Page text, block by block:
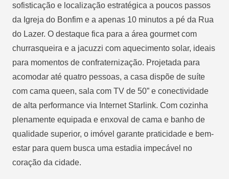
sofisticação e localização estratégica a poucos passos
da Igreja do Bonfim e a apenas 10 minutos a pé da Rua
do Lazer. O destaque fica para a área gourmet com
churrasqueira e a jacuzzi com aquecimento solar, ideais
para momentos de confraternização. Projetada para
acomodar até quatro pessoas, a casa dispõe de suíte
com cama queen, sala com TV de 50” e conectividade
de alta performance via Internet Starlink. Com cozinha
plenamente equipada e enxoval de cama e banho de
qualidade superior, o imóvel garante praticidade e bem-
estar para quem busca uma estadia impecável no
coração da cidade.